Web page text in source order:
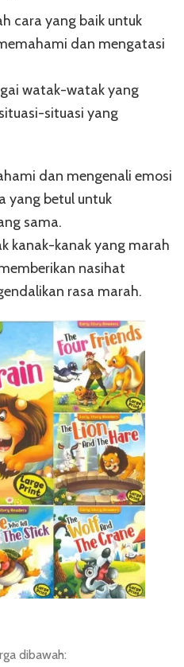
cara yang baik untuk
dan mengatasi
watak-watak yang
situasi yang
dan mengenali emosi
yang betul untuk
sama.
kanak-kanak yang marah
nasihat
rasa marah.
dibawah: